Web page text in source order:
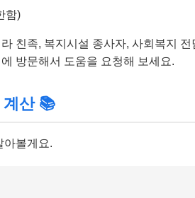
함)
친족, 복지시설 종사자, 사회복지 전
방문해서 도움을 요청해 보세요.
계산 📚
아볼게요.